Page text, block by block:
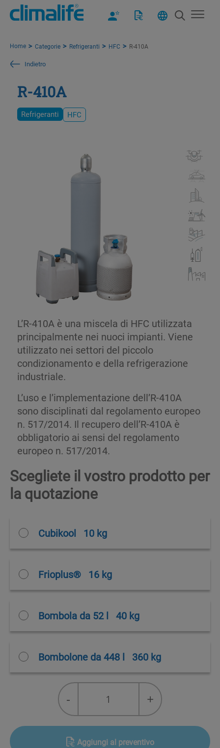
Home Categorie Refrigeranti HFC R-410A
Indietro
R-410A
Refrigeranti HFC
L’R-410A è una miscela di HFC utilizzata
principalmente nei nuoci impianti. Viene
utilizzato nei settori del piccolo
condizionamento e della refrigerazione
industriale.
L’uso e l’implementazione dell’R-410A
sono disciplinati dal regolamento europeo
n. 517/2014. Il recupero dell’R-410A è
obbligatorio ai sensi del regolamento
europeo n. 517/2014.
Scegliete il vostro prodotto per
la quotazione
Cubikool 10 kg
Frioplus® 16 kg
Bombola da 52 l 40 kg
Bombolone da 448 l 360 kg
- +
Aggiungi al preventivo